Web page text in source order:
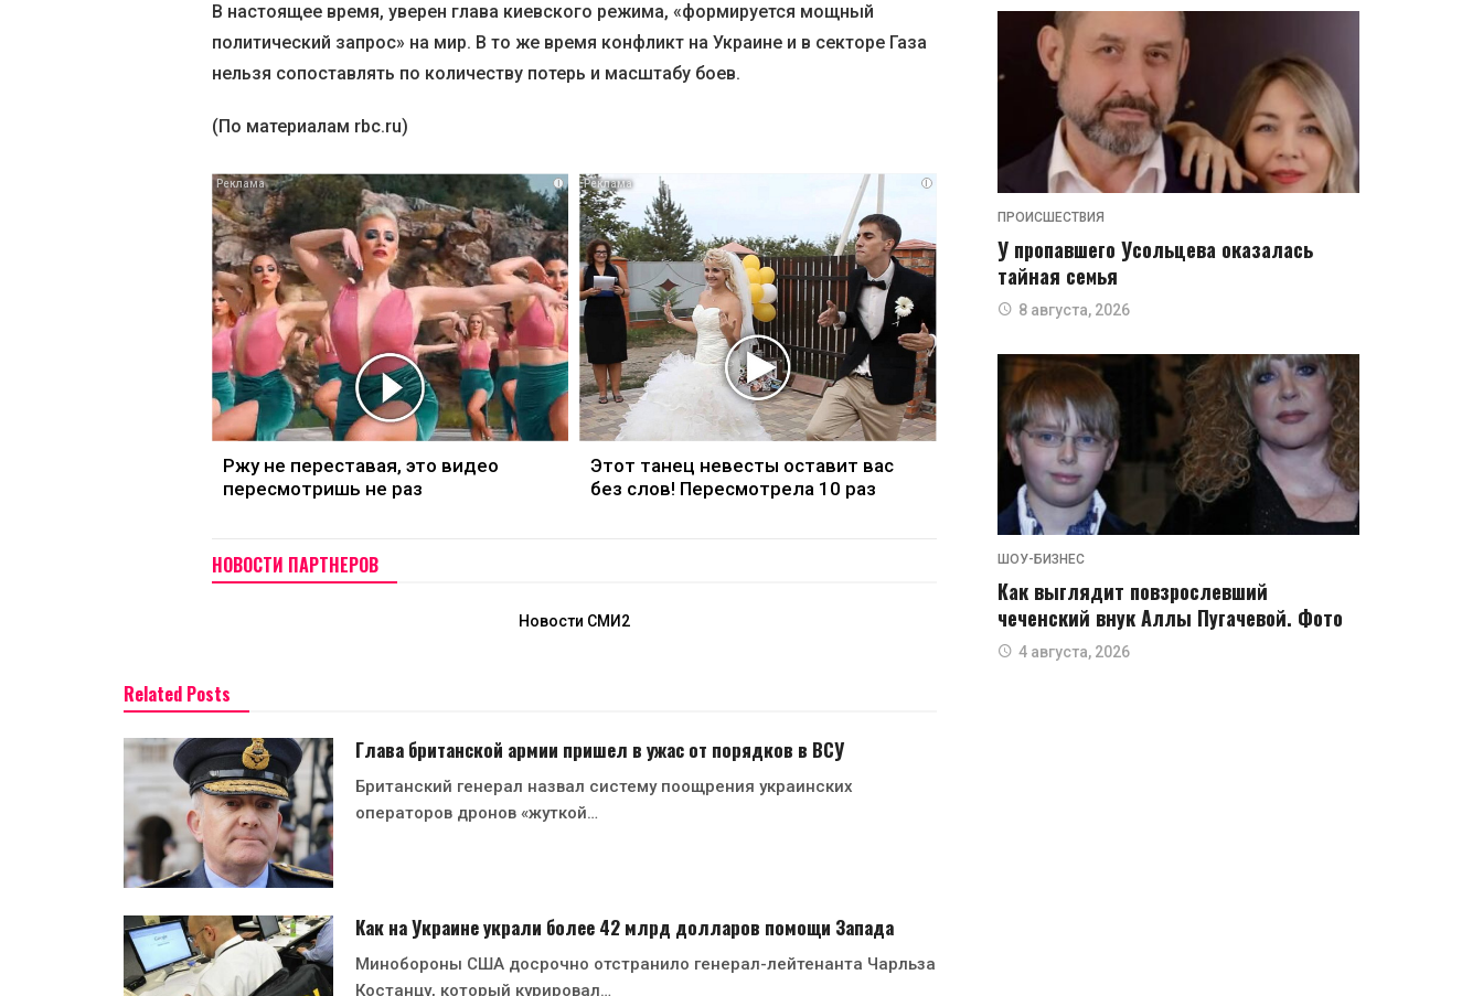
В настоящее время, уверен глава киевского режима, «формируется мощный
политический запрос» на мир. В то же время конфликт на Украине и в секторе Газа
нельзя сопоставлять по количеству потерь и масштабу боев.
(По материалам rbc.ru)
i
Ржу не переставая, это видео
пересмотришь не раз
i
Этот танец невесты оставит вас
без слов! Пересмотрела 10 раз
НОВОСТИ ПАРТНЕРОВ
Новости СМИ2
Related Posts
Глава британской армии пришел в ужас от порядков в ВСУ
Британский генерал назвал систему поощрения украинских
операторов дронов «жуткой…
Как на Украине украли более 42 млрд долларов помощи Запада
Минобороны США досрочно отстранило генерал-лейтенанта Чарльза
Костанцу, который курировал…
ПРОИСШЕСТВИЯ
У пропавшего Усольцева оказалась
тайная семья
8 августа, 2026
ШОУ-БИЗНЕС
Как выглядит повзрослевший
чеченский внук Аллы Пугачевой. Фото
4 августа, 2026